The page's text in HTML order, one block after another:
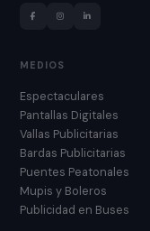
MEDIOS
Espectaculares
Pantallas Digitales
Vallas Publicitarias
Bardas Publicitarias
Puentes Peatonales
Mupis y Boleros
Publicidad en Buses